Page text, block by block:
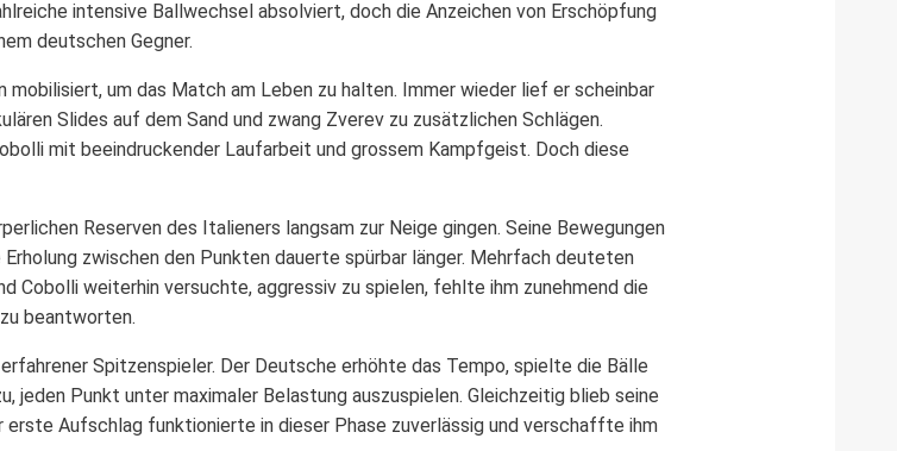
intensive Ballwechsel absolviert, doch die Anzeichen von Erschöpfung
deutschen Gegner.
um das Match am Leben zu halten. Immer wieder lief er scheinbar
Slides auf dem Sand und zwang Zverev zu zusätzlichen Schlägen.
mit beeindruckender Laufarbeit und grossem Kampfgeist. Doch diese
Reserven des Italieners langsam zur Neige gingen. Seine Bewegungen
zwischen den Punkten dauerte spürbar länger. Mehrfach deuteten
Cobolli weiterhin versuchte, aggressiv zu spielen, fehlte ihm zunehmend die
beantworten.
Spitzenspieler. Der Deutsche erhöhte das Tempo, spielte die Bälle
jeden Punkt unter maximaler Belastung auszuspielen. Gleichzeitig blieb seine
Aufschlag funktionierte in dieser Phase zuverlässig und verschaffte ihm